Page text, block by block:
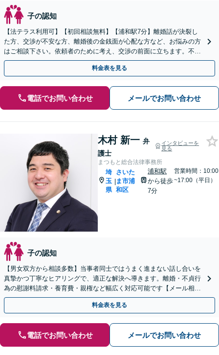
子の認知
【法テラス利用可】【初回相談無料】【浦和駅7分】離婚話が決裂し
た方、交渉が不安な方、離婚後の金銭面が心配な方など、お悩みの方
はご相談下さい。依頼者のために考え、交渉の前面に立ちます。不貞
行為の慰謝料（請求する側・される側）も承ります。
料金表を見る
電話でお問い合わせ メールでお問い合わせ
木村 新一 弁
護士
インタビューを
見る
まつもと総合法律事務所
埼
玉
県
|
さいた
ま市浦
和区
浦和駅
から徒歩
7分
営業時間：10:00
~17:00（平日）
子の認知
【男女双方から相談多数】当事者同士ではうまく進まない話し合いを
真摯かつ丁寧なヒアリングで、適正な解決へ導きます。離婚・不貞行
為の慰謝料請求・養育費・親権など幅広く対応可能です【メール相談
可】【初回相談無料】
料金表を見る
電話でお問い合わせ メールでお問い合わせ